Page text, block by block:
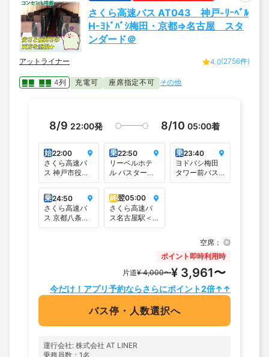
さくら高速バス AT043 神戸-ﾘｰﾍﾞﾙ
H-ﾖﾄﾞﾊﾞｼ梅田・京都⇒名古屋 スタ
ンダード＠
アットライナー 4.0(2756件)
4列 充電可 座席指定不可 その他
8/9 22:00発 8/10 05:00着
始22:00
さくら高速バ
ス 神戸市役所
前.
乗22:50
リーベルホテ
ル バスターミ
ナル＜リーベ
ルホテル大阪
正面玄関前＞
乗23:40
ヨドバシ梅田
タワー前バス
ターミナル＜
乗24:50
さくら高速バ
ス 京都八条通
＜変なホテル
終翌05:00
さくら高速バ
ス名古屋駅＜
河合塾名駅校
空席： ◎
ポイント即時利用時
片道¥ 4,000〜¥ 3,961〜
今だけ！アプリ予約ならさらにポイント2倍↑↑
バス停・人数選択へ
運行会社: 株式会社 AT LINER
乗務員数：1名